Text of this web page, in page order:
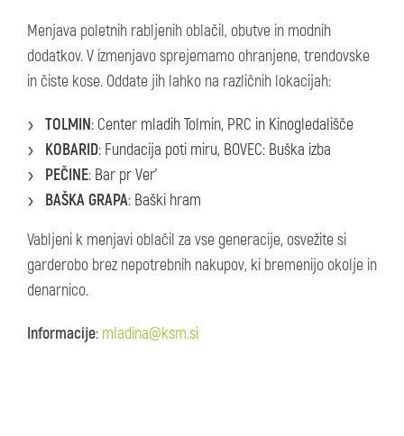
Menjava poletnih rabljenih oblačil, obutve in modnih
dodatkov. V izmenjavo sprejemamo ohranjene, trendovske
in čiste kose. Oddate jih lahko na različnih lokacijah:
TOLMIN: Center mladih Tolmin, PRC in Kinogledališče
KOBARID: Fundacija poti miru, BOVEC: Buška izba
PEČINE: Bar pr Ver'
BAŠKA GRAPA: Baški hram
Vabljeni k menjavi oblačil za vse generacije, osvežite si
garderobo brez nepotrebnih nakupov, ki bremenijo okolje in
denarnico.
Informacije: mladina@ksm.si